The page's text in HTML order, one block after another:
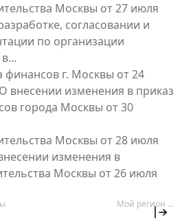
Москвы от 27 июля
согласовании и
по организации
финансов г. Москвы от 24
внесении изменения в приказ
города Москвы от 30
Москвы от 28 июля
изменения в
Москвы от 26 июля
Мой регион ...